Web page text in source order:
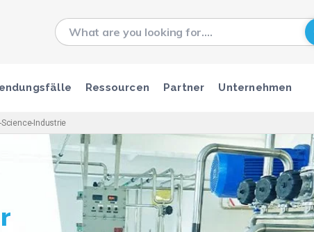
Ressourcen Partner Unternehmen
Industrie